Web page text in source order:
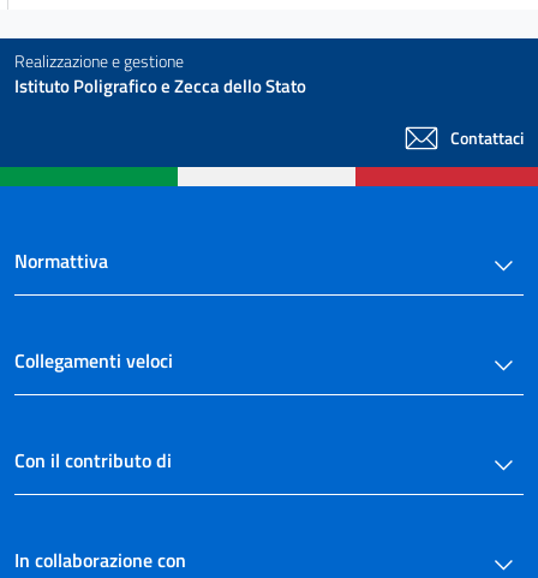
67
68
70
75
76
78
Allegati
Realizzazione e gestione
Istituto Poligrafico e Zecca dello Stato
Contattaci
Normattiva
Collegamenti veloci
Con il contributo di
In collaborazione con